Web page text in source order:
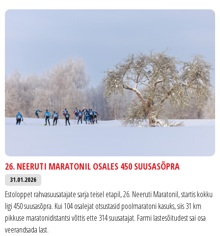
26. NEERUTI MARATONIL OSALES 450 SUUSASÕPRA
31.01.2026
Estoloppet rahvasuusatajate sarja teisel etapil, 26. Neeruti Maratonil, startis kokku
ligi 450 suusasõpra. Kui 104 osalejat otsustasid poolmaratoni kasuks, siis 31 km
pikkuse maratonidistantsi võttis ette 314 suusatajat. Farmi lastesõitudest sai osa
veerandsada last.